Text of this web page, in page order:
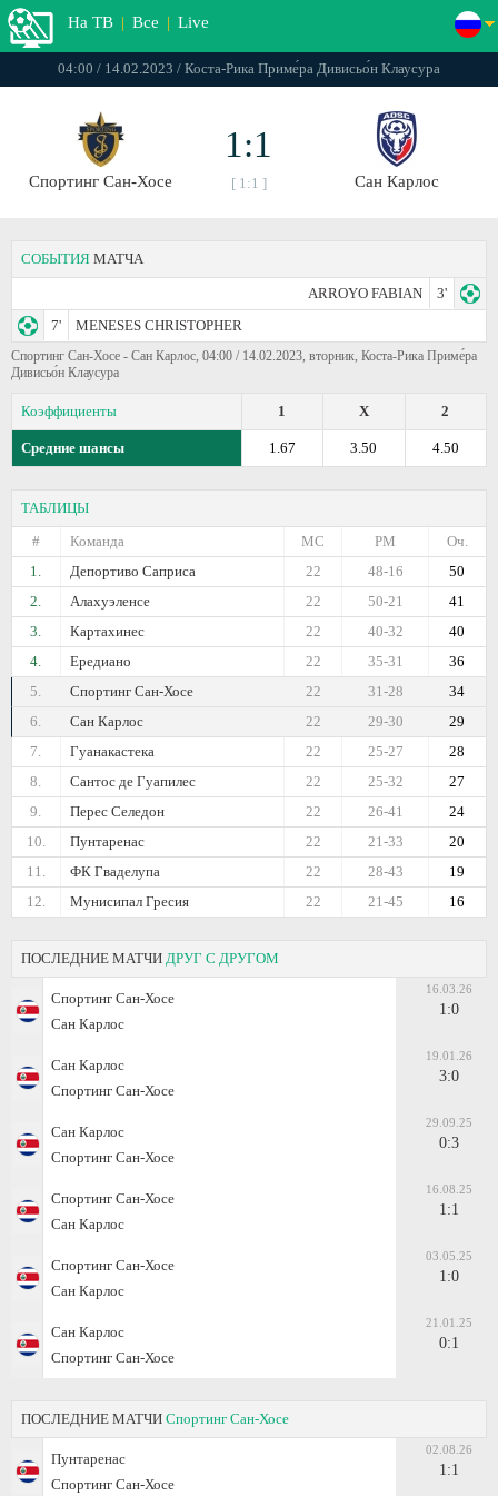
На ТВ | Все | Live
04:00 / 14.02.2023 / Коста-Рика Приме́ра Дивисьо́н Клаусура
Спортинг Сан-Хосе
1:1
[ 1:1 ] Сан Карлос
СОБЫТИЯ МАТЧА
ARROYO FABIAN
3'
7'
MENESES CHRISTOPHER
Спортинг Сан-Хосе - Сан Карлос, 04:00 / 14.02.2023, вторник, Коста-Рика Приме́ра
Дивисьо́н Клаусура
Коэффициенты 2
X
1
Средние шансы 4.50
3.50
1.67
ТАБЛИЦЫ
#
Команда Оч.
РМ
МС
1.
Депортиво Саприса 50
48-16
22
2.
Алахуэленсе 41
50-21
22
3.
Картахинес 40
40-32
22
4.
Ередиано 36
35-31
22
5.
Спортинг Сан-Хосе 34
31-28
22
6.
Сан Карлос 29
29-30
22
7.
Гуанакастека 28
25-27
22
8.
Сантос де Гуапилес 27
25-32
22
9.
Перес Селедон 24
26-41
22
10.
Пунтаренас 20
21-33
22
11.
ФК Гваделупа 19
28-43
22
12.
Мунисипал Гресия 16
21-45
22
ПОСЛЕДНИЕ МАТЧИ ДРУГ С ДРУГОМ
Спортинг Сан-Хосе
Сан Карлос
16.03.26
1:0
Сан Карлос
Спортинг Сан-Хосе
19.01.26
3:0
Сан Карлос
Спортинг Сан-Хосе
29.09.25
0:3
Спортинг Сан-Хосе
Сан Карлос
16.08.25
1:1
Спортинг Сан-Хосе
Сан Карлос
03.05.25
1:0
Сан Карлос
Спортинг Сан-Хосе
21.01.25
0:1
ПОСЛЕДНИЕ МАТЧИ Спортинг Сан-Хосе
Пунтаренас
Спортинг Сан-Хосе
02.08.26
1:1